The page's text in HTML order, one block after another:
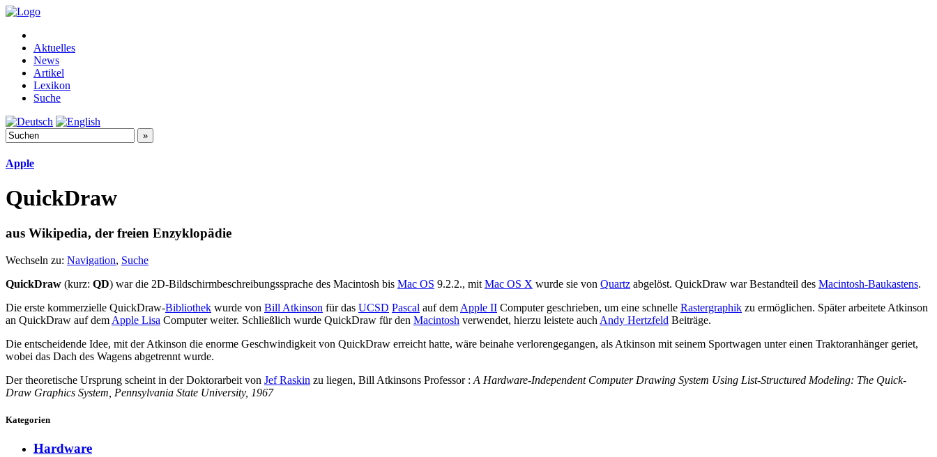
Aktuelles
News
Artikel
Lexikon
Suche
Apple
QuickDraw
aus Wikipedia, der freien Enzyklopädie
Wechseln zu: Navigation, Suche
QuickDraw (kurz: QD) war die 2D-Bildschirmbeschreibungssprache des Macintosh bis Mac OS 9.2.2., mit Mac OS X wurde sie von Quartz abgelöst. QuickDraw war Bestandteil des Macintosh-Baukastens.
Die erste kommerzielle QuickDraw-Bibliothek wurde von Bill Atkinson für das UCSD Pascal auf dem Apple II Computer geschrieben, um eine schnelle Rastergraphik zu ermöglichen. Später arbeitete Atkinson
an QuickDraw auf dem Apple Lisa Computer weiter. Schließlich wurde QuickDraw für den Macintosh verwendet, hierzu leistete auch Andy Hertzfeld Beiträge.
Die entscheidende Idee, mit der Atkinson die enorme Geschwindigkeit von QuickDraw erreicht hatte, wäre beinahe verlorengegangen, als Atkinson mit seinem Sportwagen unter einen Traktoranhänger geriet,
wobei das Dach des Wagens abgetrennt wurde.
Der theoretische Ursprung scheint in der Doktorarbeit von Jef Raskin zu liegen, Bill Atkinsons Professor : A Hardware-Independent Computer Drawing System Using List-Structured Modeling: The Quick-
Draw Graphics System, Pennsylvania State University, 1967
Kategorien
Hardware